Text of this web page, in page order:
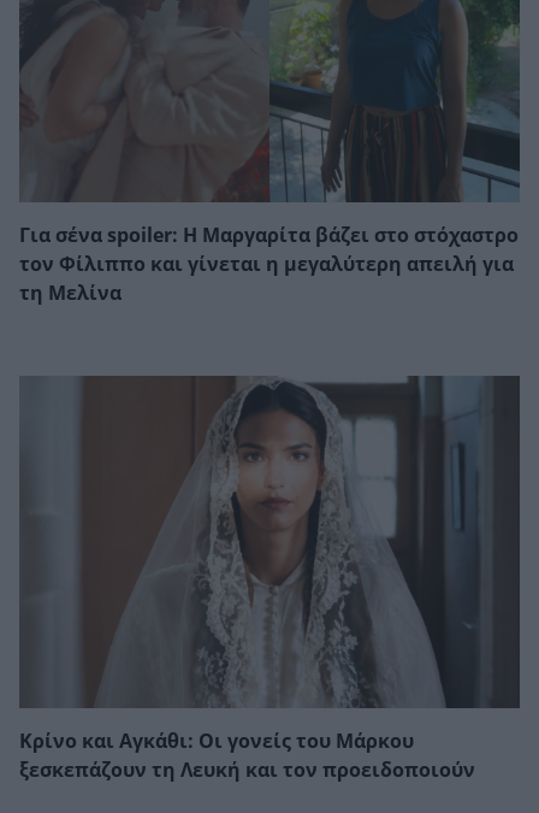
Για σένα spoiler: Η Μαργαρίτα βάζει στο στόχαστρο
τον Φίλιππο και γίνεται η μεγαλύτερη απειλή για
τη Μελίνα
Κρίνο και Αγκάθι: Οι γονείς του Μάρκου
ξεσκεπάζουν τη Λευκή και τον προειδοποιούν